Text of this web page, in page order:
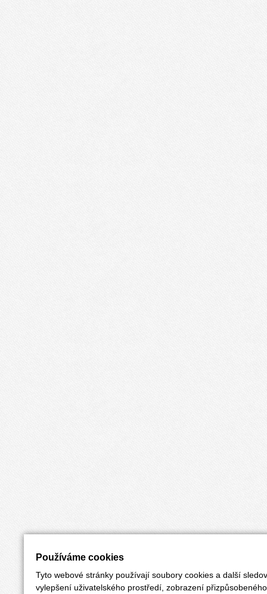
Používáme cookies
Tyto webové stránky používají soubory cookies a další
vylepšení uživatelského prostředí, zobrazení